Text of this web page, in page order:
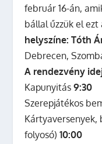
február 16-án,
bállal űzzük el
helyszíne: Tóth
Debrecen,
A rendezvény
Kapunyitás9:30
Szerepjátékos
folyosó)10:00